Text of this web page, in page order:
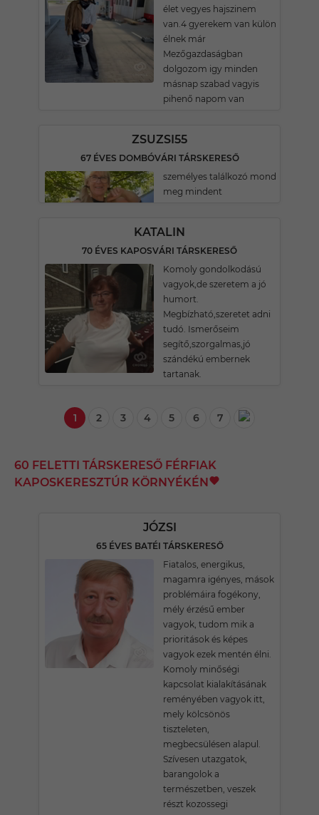
élet vegyes hajszinem
van.4 gyerekem van külön
élnek már
Mezőgazdaságban
dolgozom igy minden
másnap szabad vagyis
pihenő napom van
ZSUZSI55
67 ÉVES DOMBÓVÁRI TÁRSKERESŐ
személyes találkozó mond
meg mindent
KATALIN
70 ÉVES KAPOSVÁRI TÁRSKERESŐ
Komoly gondolkodású
vagyok,de szeretem a jó
humort.
Megbízható,szeretet adni
tudó. Ismerőseim
segítő,szorgalmas,jó
szándékú embernek
tartanak.
1 2 3 4 5 6 7
60 FELETTI TÁRSKERESŐ FÉRFIAK
KAPOSKERESZTÚR KÖRNYÉKÉN
JÓZSI
65 ÉVES BATÉI TÁRSKERESŐ
Fiatalos, energikus,
magamra igényes, mások
problémáira fogékony,
mély érzésű ember
vagyok, tudom mik a
prioritások és képes
vagyok ezek mentén élni.
Komoly minőségi
kapcsolat kialakításának
reményében vagyok itt,
mely kölcsönös
tiszteleten,
megbecsülésen alapul.
Szívesen utazgatok,
barangolok a
természetben, veszek
részt kozossegi